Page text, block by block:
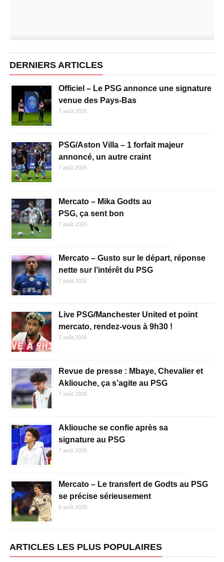
DERNIERS ARTICLES
Officiel – Le PSG annonce une signature
venue des Pays-Bas
7 août 2026
PSG/Aston Villa – 1 forfait majeur
annoncé, un autre craint
7 août 2026
Mercato – Mika Godts au
PSG, ça sent bon
7 août 2026
Mercato – Gusto sur le départ, réponse
nette sur l’intérêt du PSG
7 août 2026
Live PSG/Manchester United et point
mercato, rendez-vous à 9h30 !
7 août 2026
Revue de presse : Mbaye, Chevalier et
Akliouche, ça s’agite au PSG
7 août 2026
Akliouche se confie après sa
signature au PSG
7 août 2026
Mercato – Le transfert de Godts au PSG
se précise sérieusement
6 août 2026
ARTICLES LES PLUS POPULAIRES